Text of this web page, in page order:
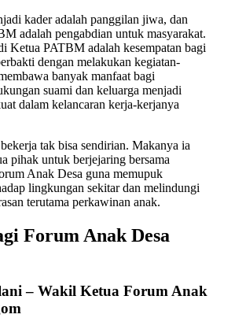
kader adalah panggilan jiwa, dan
adalah pengabdian untuk masyarakat.
Ketua PATBM adalah kesempatan bagi
dengan melakukan kegiatan-
banyak manfaat bagi
suami dan keluarga menjadi
dalam kelancaran kerja-kerjanya
tak bisa sendirian. Makanya ia
pihak untuk berjejaring bersama
Anak Desa guna memupuk
lingkungan sekitar dan melindungi
terutama perkawinan anak.
Forum Anak Desa
– Wakil Ketua Forum Anak